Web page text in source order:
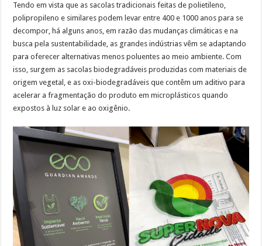
Tendo em vista que as sacolas tradicionais feitas de polietileno,
polipropileno e similares podem levar entre 400 e 1000 anos para se
decompor, há alguns anos, em razão das mudanças climáticas e na
busca pela sustentabilidade, as grandes indústrias vêm se adaptando
para oferecer alternativas menos poluentes ao meio ambiente. Com
isso, surgem as sacolas biodegradáveis produzidas com materiais de
origem vegetal, e as oxi-biodegradáveis que contêm um aditivo para
acelerar a fragmentação do produto em microplásticos quando
expostos à luz solar e ao oxigênio.